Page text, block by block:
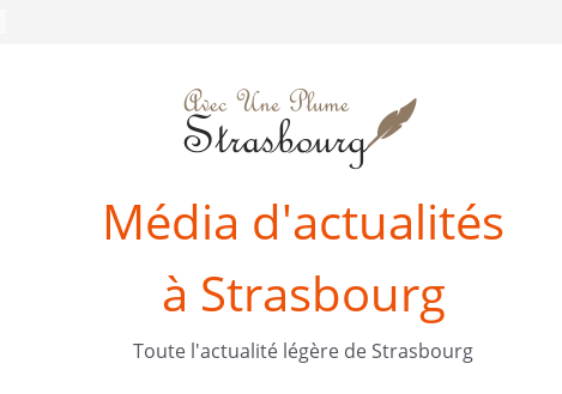
Média d'actualités
à Strasbourg
Toute l'actualité légère de Strasbourg